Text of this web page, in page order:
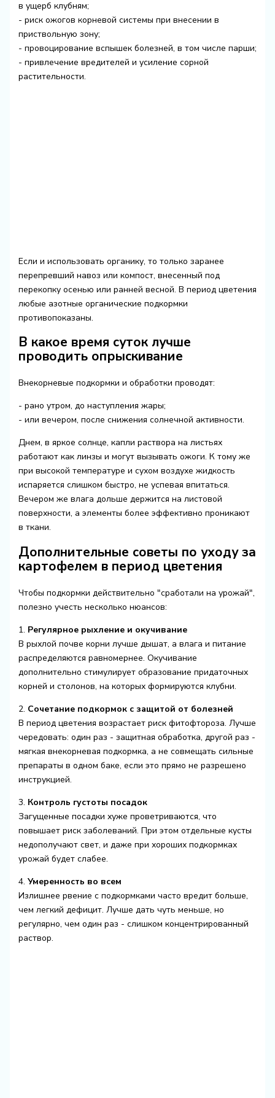
в ущерб клубням;
- риск ожогов корневой системы при внесении в
приствольную зону;
- провоцирование вспышек болезней, в том числе парши;
- привлечение вредителей и усиление сорной
растительности.
Если и использовать органику, то только заранее
перепревший навоз или компост, внесенный под
перекопку осенью или ранней весной. В период цветения
любые азотные органические подкормки
противопоказаны.
В какое время суток лучше
проводить опрыскивание
Внекорневые подкормки и обработки проводят:
- рано утром, до наступления жары;
- или вечером, после снижения солнечной активности.
Днем, в яркое солнце, капли раствора на листьях
работают как линзы и могут вызывать ожоги. К тому же
при высокой температуре и сухом воздухе жидкость
испаряется слишком быстро, не успевая впитаться.
Вечером же влага дольше держится на листовой
поверхности, а элементы более эффективно проникают
в ткани.
Дополнительные советы по уходу за
картофелем в период цветения
Чтобы подкормки действительно "сработали на урожай",
полезно учесть несколько нюансов:
1. Регулярное рыхление и окучивание
В рыхлой почве корни лучше дышат, а влага и питание
распределяются равномернее. Окучивание
дополнительно стимулирует образование придаточных
корней и столонов, на которых формируются клубни.
2. Сочетание подкормок с защитой от болезней
В период цветения возрастает риск фитофтороза. Лучше
чередовать: один раз - защитная обработка, другой раз -
мягкая внекорневая подкормка, а не совмещать сильные
препараты в одном баке, если это прямо не разрешено
инструкцией.
3. Контроль густоты посадок
Загущенные посадки хуже проветриваются, что
повышает риск заболеваний. При этом отдельные кусты
недополучают свет, и даже при хороших подкормках
урожай будет слабее.
4. Умеренность во всем
Излишнее рвение с подкормками часто вредит больше,
чем легкий дефицит. Лучше дать чуть меньше, но
регулярно, чем один раз - слишком концентрированный
раствор.